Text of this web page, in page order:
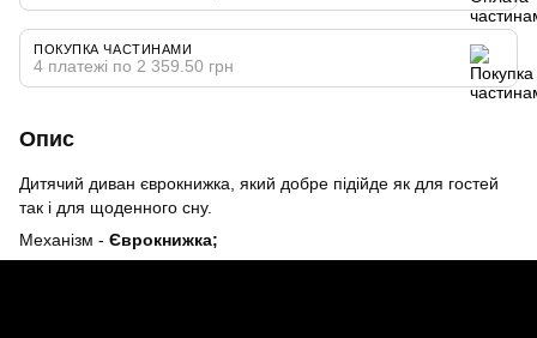
ПОКУПКА ЧАСТИНАМИ
4 платежі по 2 359.50 грн
Опис
Дитячий диван єврокнижка, який добре підійде як для гостей
так і для щоденного сну.
Механізм - Єврокнижка;